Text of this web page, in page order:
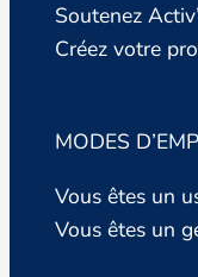
Soutenez
Créez votre
MODES
Vous êtes un
Vous êtes un